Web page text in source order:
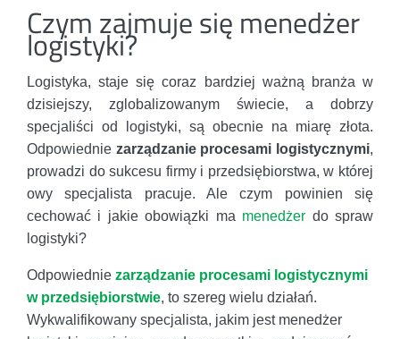
Czym zajmuje się menedżer
logistyki?
Logistyka, staje się coraz bardziej ważną branża w
dzisiejszy, zglobalizowanym świecie, a dobrzy
specjaliści od logistyki, są obecnie na miarę złota.
Odpowiednie zarządzanie procesami logistycznymi,
prowadzi do sukcesu firmy i przedsiębiorstwa, w której
owy specjalista pracuje. Ale czym powinien się
cechować i jakie obowiązki ma menedżer do spraw
logistyki?
Odpowiednie zarządzanie procesami logistycznymi
w przedsiębiorstwie, to szereg wielu działań.
Wykwalifikowany specjalista, jakim jest menedżer